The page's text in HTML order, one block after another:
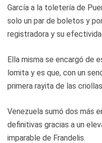
García a la toletería de
solo un par de boletos y
registradora y su
Ella misma se encargó de
lomita y es que, con un
primera rayita de las
Venezuela sumó dos más
definitivas gracias a un
imparable de Frandelis.